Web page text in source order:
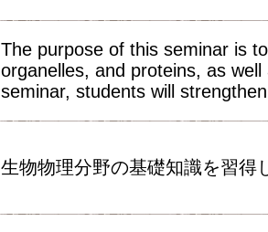
The purpose of this seminar is
organelles, and proteins, as
seminar, students will
生物物理分野の基礎知識を習得